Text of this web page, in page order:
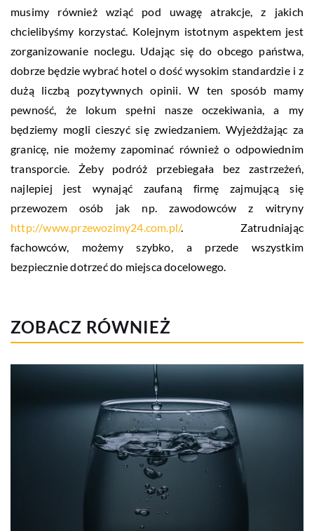
musimy również wziąć pod uwagę atrakcje, z jakich
chcielibyśmy korzystać. Kolejnym istotnym aspektem jest
zorganizowanie noclegu. Udając się do obcego państwa,
dobrze będzie wybrać hotel o dość wysokim standardzie i z
dużą liczbą pozytywnych opinii. W ten sposób mamy
pewność, że lokum spełni nasze oczekiwania, a my
będziemy mogli cieszyć się zwiedzaniem. Wyjeżdżając za
granicę, nie możemy zapominać również o odpowiednim
transporcie. Żeby podróż przebiegała bez zastrzeżeń,
najlepiej jest wynająć zaufaną firmę zajmującą się
przewozem osób jak np. zawodowców z witryny
http://www.przewozimy24.com.pl/. Zatrudniając
fachowców, możemy szybko, a przede wszystkim
bezpiecznie dotrzeć do miejsca docelowego.
ZOBACZ RÓWNIEŻ